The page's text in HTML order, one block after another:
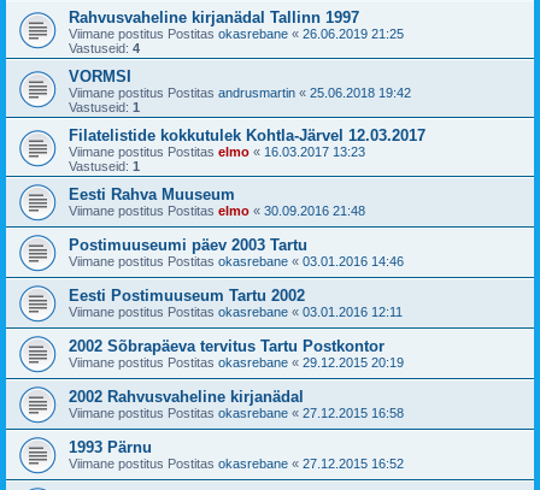
Rahvusvaheline kirjanädal Tallinn 1997
Viimane postitus Postitas okasrebane « 26.06.2019 21:25
Vastuseid: 4
VORMSI
Viimane postitus Postitas andrusmartin « 25.06.2018 19:42
Vastuseid: 1
Filatelistide kokkutulek Kohtla-Järvel 12.03.2017
Viimane postitus Postitas elmo « 16.03.2017 13:23
Vastuseid: 1
Eesti Rahva Muuseum
Viimane postitus Postitas elmo « 30.09.2016 21:48
Postimuuseumi päev 2003 Tartu
Viimane postitus Postitas okasrebane « 03.01.2016 14:46
Eesti Postimuuseum Tartu 2002
Viimane postitus Postitas okasrebane « 03.01.2016 12:11
2002 Sõbrapäeva tervitus Tartu Postkontor
Viimane postitus Postitas okasrebane « 29.12.2015 20:19
2002 Rahvusvaheline kirjanädal
Viimane postitus Postitas okasrebane « 27.12.2015 16:58
1993 Pärnu
Viimane postitus Postitas okasrebane « 27.12.2015 16:52